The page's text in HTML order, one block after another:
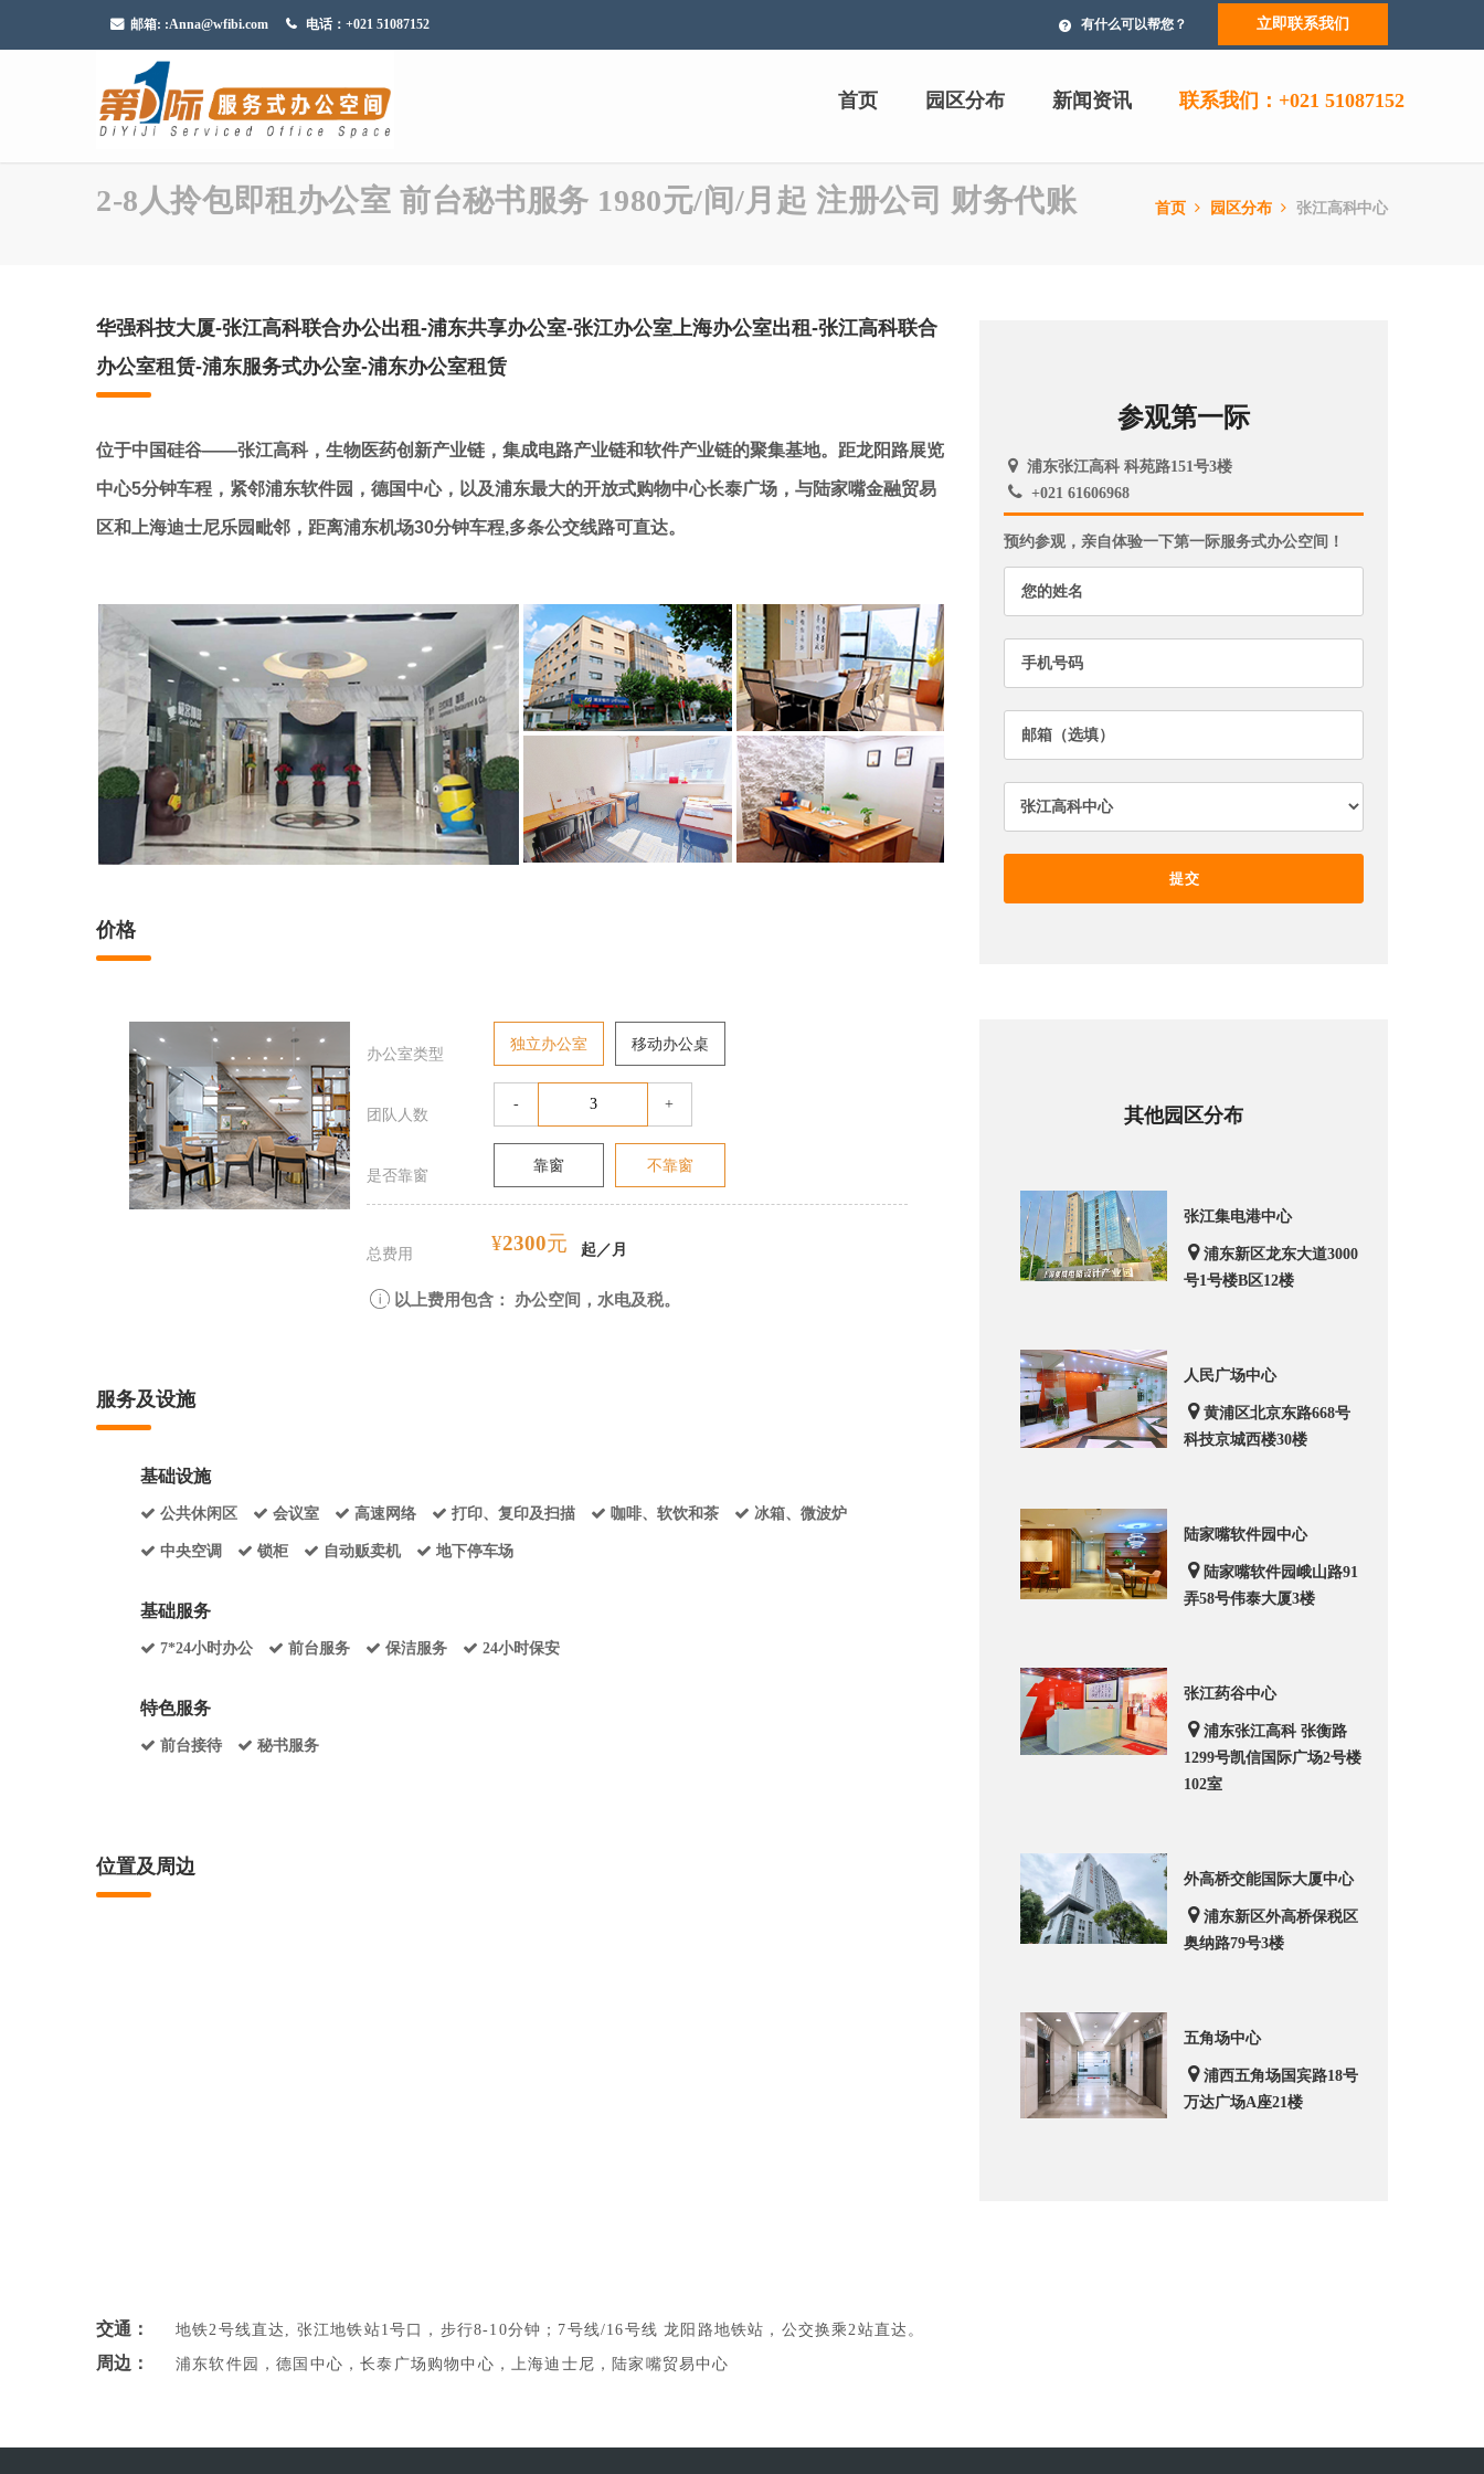
邮箱: :Anna@wfibi.com 电话：+021 51087152 有什么可以帮您？ 立即联系我们
首页 园区分布 新闻资讯 联系我们：+021 51087152
2-8人拎包即租办公室 前台秘书服务 1980元/间/月起 注册公司 财务代账 首页 园区分布 张江高科中心
华强科技大厦-张江高科联合办公出租-浦东共享办公室-张江办公室上海办公室出租-张江高科联合
办公室租赁-浦东服务式办公室-浦东办公室租赁
位于中国硅谷——张江高科，生物医药创新产业链，集成电路产业链和软件产业链的聚集基地。距龙阳路展览
中心5分钟车程，紧邻浦东软件园，德国中心，以及浦东最大的开放式购物中心长泰广场，与陆家嘴金融贸易
区和上海迪士尼乐园毗邻，距离浦东机场30分钟车程,多条公交线路可直达。
价格
办公室类型
独立办公室 移动办公桌
团队人数
- +
是否靠窗
靠窗 不靠窗
总费用 ¥2300元 起／月
以上费用包含： 办公空间，水电及税。
服务及设施
基础设施
公共休闲区 会议室 高速网络 打印、复印及扫描 咖啡、软饮和茶 冰箱、微波炉
中央空调 锁柜 自动贩卖机 地下停车场
基础服务
7*24小时办公 前台服务 保洁服务 24小时保安
特色服务
前台接待 秘书服务
位置及周边
交通： 地铁2号线直达, 张江地铁站1号口，步行8-10分钟；7号线/16号线 龙阳路地铁站，公交换乘2站直达。
周边： 浦东软件园，德国中心，长泰广场购物中心，上海迪士尼，陆家嘴贸易中心
参观第一际
浦东张江高科 科苑路151号3楼
+021 61606968
预约参观，亲自体验一下第一际服务式办公空间！
提交
其他园区分布
张江集电港中心
浦东新区龙东大道3000
号1号楼B区12楼
人民广场中心
黄浦区北京东路668号
科技京城西楼30楼
陆家嘴软件园中心
陆家嘴软件园峨山路91
弄58号伟泰大厦3楼
张江药谷中心
浦东张江高科 张衡路
1299号凯信国际广场2号楼
102室
外高桥交能国际大厦中心
浦东新区外高桥保税区
奥纳路79号3楼
五角场中心
浦西五角场国宾路18号
万达广场A座21楼